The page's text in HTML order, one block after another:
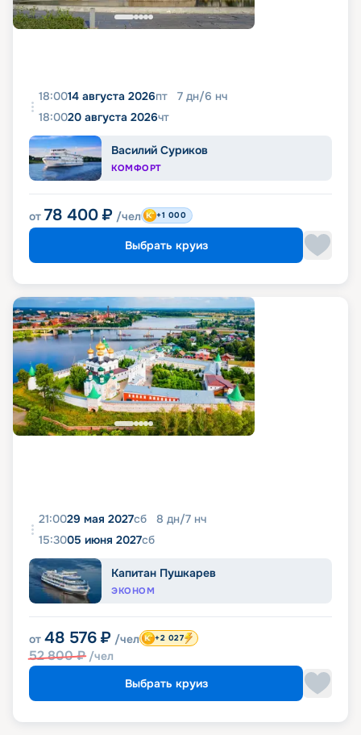
18:0014 августа 2026пт 7 дн/6 нч
18:0020 августа 2026чт
Василий Суриков
КОМФОРТ
от 78 400 ₽ /чел +1 000
Выбрать круиз
21:0029 мая 2027сб 8 дн/7 нч
15:3005 июня 2027сб
Капитан Пушкарев
ЭКОНОМ
от 48 576 ₽ /чел
52 800₽ /чел
+2 027
Выбрать круиз